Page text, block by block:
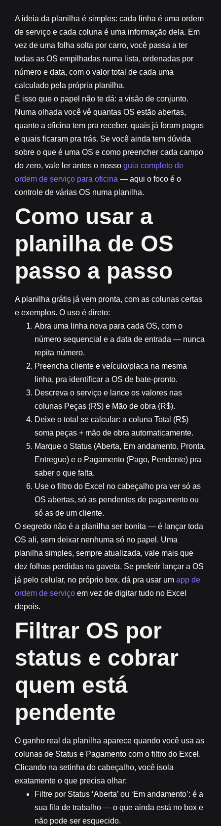
A ideia da planilha é simples: cada linha é uma ordem
de serviço e cada coluna é uma informação dela. Em
vez de uma folha solta por carro, você passa a ter
todas as OS empilhadas numa lista, ordenadas por
número e data, com o valor total de cada uma
calculado pela própria planilha.
É isso que o papel não te dá: a visão de conjunto.
Numa olhada você vê quantas OS estão abertas,
quanto a oficina tem pra receber, quais já foram pagas
e quais ficaram pra trás. Se você ainda tem dúvida
sobre o que é uma OS e como preencher cada campo
do zero, vale ler antes o nosso guia completo de
ordem de serviço para oficina — aqui o foco é o
controle de várias OS numa planilha.
Como usar a
planilha de OS
passo a passo
A planilha grátis já vem pronta, com as colunas certas
e exemplos. O uso é direto:
Abra uma linha nova para cada OS, com o
número sequencial e a data de entrada — nunca
repita número.
Preencha cliente e veículo/placa na mesma
linha, pra identificar a OS de bate-pronto.
Descreva o serviço e lance os valores nas
colunas Peças (R$) e Mão de obra (R$).
Deixe o total se calcular: a coluna Total (R$)
soma peças + mão de obra automaticamente.
Marque o Status (Aberta, Em andamento, Pronta,
Entregue) e o Pagamento (Pago, Pendente) pra
saber o que falta.
Use o filtro do Excel no cabeçalho pra ver só as
OS abertas, só as pendentes de pagamento ou
só as de um cliente.
O segredo não é a planilha ser bonita — é lançar toda
OS ali, sem deixar nenhuma só no papel. Uma
planilha simples, sempre atualizada, vale mais que
dez folhas perdidas na gaveta. Se preferir lançar a OS
já pelo celular, no próprio box, dá pra usar um app de
ordem de serviço em vez de digitar tudo no Excel
depois.
Filtrar OS por
status e cobrar
quem está
pendente
O ganho real da planilha aparece quando você usa as
colunas de Status e Pagamento com o filtro do Excel.
Clicando na setinha do cabeçalho, você isola
exatamente o que precisa olhar:
Filtre por Status ‘Aberta’ ou ‘Em andamento’: é a
sua fila de trabalho — o que ainda está no box e
não pode ser esquecido.